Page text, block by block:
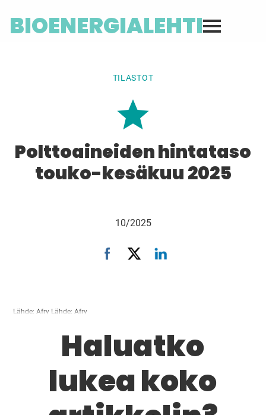
BIOENERGIALEHTI
TILASTOT
Polttoaineiden hintataso
touko-kesäkuu 2025
10/2025
Lähde: Afry Lähde: Afry
Haluatko
lukea koko